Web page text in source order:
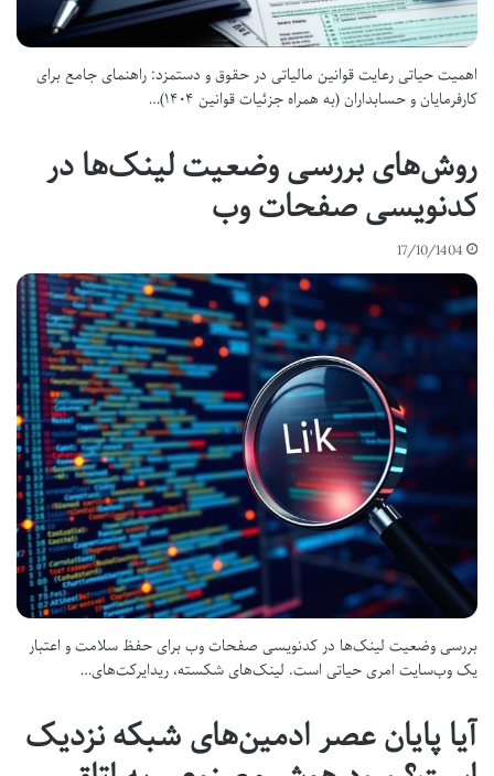
اهمیت حیاتی رعایت قوانین مالیاتی در حقوق و دستمزد: راهنمای جامع برای
کارفرمایان و حسابداران (به همراه جزئیات قوانین ۱۴۰۴)…
روش‌های بررسی وضعیت لینک‌ها در
کدنویسی صفحات وب
17/10/1404
بررسی وضعیت لینک‌ها در کدنویسی صفحات وب برای حفظ سلامت و اعتبار
یک وب‌سایت امری حیاتی است. لینک‌های شکسته، ریدایرکت‌های…
آیا پایان عصر ادمین‌های شبکه نزدیک